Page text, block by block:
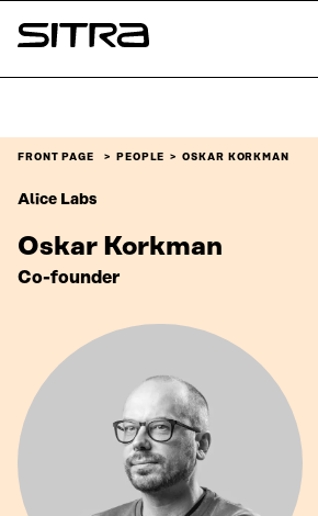
Skip to
content
Sitra
FRONT PAGE PEOPLE OSKAR KORKMAN
Alice Labs
Oskar Korkman
Co-founder